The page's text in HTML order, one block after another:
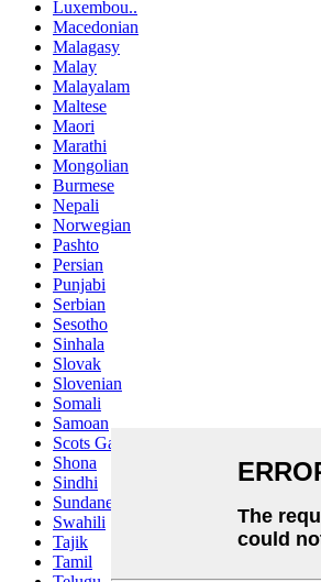
Luxembou..
Macedonian
Malagasy
Malay
Malayalam
Maltese
Maori
Marathi
Mongolian
Burmese
Nepali
Norwegian
Pashto
Persian
Punjabi
Serbian
Sesotho
Sinhala
Slovak
Slovenian
Somali
Samoan
Scots Gaelic
Shona
Sindhi
Sundanese
Swahili
Tajik
Tamil